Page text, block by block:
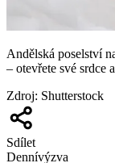
Andělská poselství
– otevřete své srdce
Zdroj: Shutterstock
Sdílet
Dennívýzva